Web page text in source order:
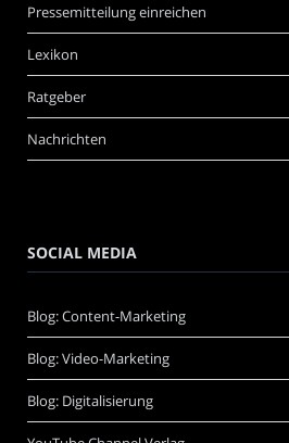
Pressemitteilung einreichen
Lexikon
Ratgeber
Nachrichten
SOCIAL MEDIA
Blog: Content-Marketing
Blog: Video-Marketing
Blog: Digitalisierung